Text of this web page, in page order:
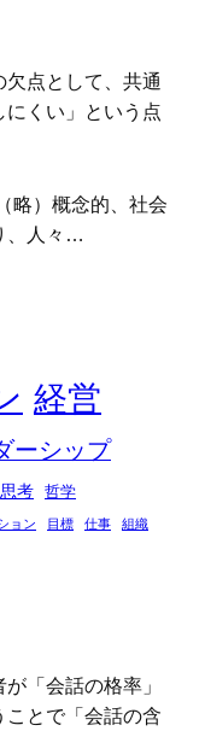
欠点として、共通
にくい」という点
略）概念的、社会
、人々…
経営
ーシップ
思考
哲学
ョン 目標 仕事 組織
「会話の格率」
とで「会話の含